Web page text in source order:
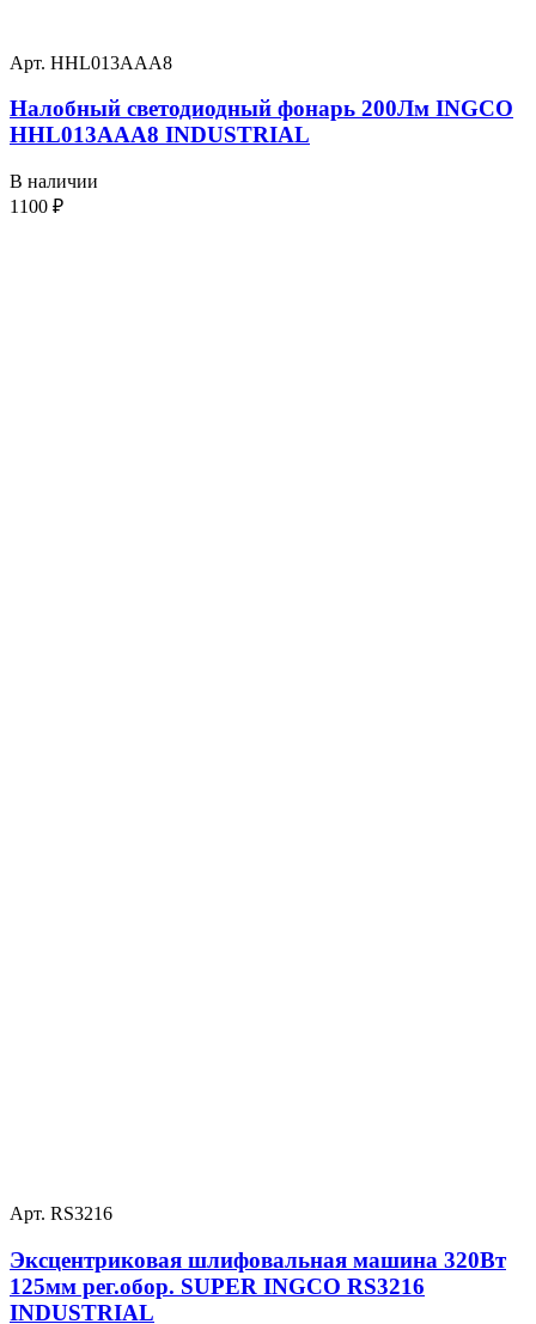
Арт. HHL013AAA8
Налобный светодиодный фонарь 200Лм INGCO
HHL013AAA8 INDUSTRIAL
В наличии
1100 ₽
Арт. RS3216
Эксцентриковая шлифовальная машина 320Вт
125мм рег.обор. SUPER INGCO RS3216
INDUSTRIAL